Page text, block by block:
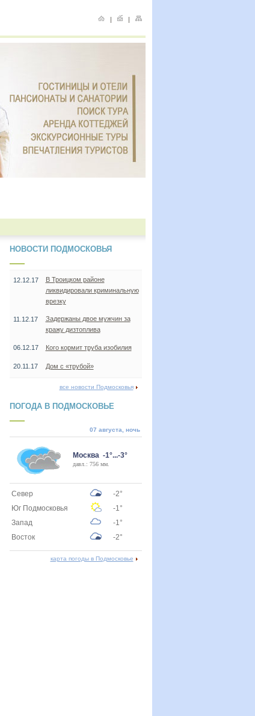
| |
НОВОСТИ ПОДМОСКОВЬЯ
12.12.17
В Троицком районе
ликвидировали криминальную
врезку
11.12.17
Задержаны двое мужчин за
кражу дизтоплива
06.12.17 Кого кормит труба изобилия
20.11.17 Дом с «трубой»
все новости Подмосковья
ПОГОДА В ПОДМОСКОВЬЕ
07 августа, ночь
Москва -1°...-3°
давл.: 756 мм.
Север
-2°
Юг Подмосковья
-1°
Запад
-1°
Восток
-2°
карта погоды в Подмосковье